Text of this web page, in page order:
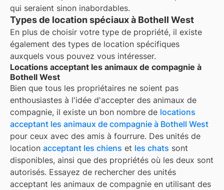
qui seraient sinon inabordables.
Types de location spéciaux à Bothell West
En plus de choisir votre type de propriété, il existe
également des types de location spécifiques
auxquels vous pouvez vous intéresser.
Locations acceptant les animaux de compagnie à
Bothell West
Bien que tous les propriétaires ne soient pas
enthousiastes à l'idée d'accepter des animaux de
compagnie, il existe un bon nombre de locations
acceptant les animaux de compagnie à Bothell West
pour ceux avec des amis à fourrure. Des unités de
location acceptant les chiens et les chats sont
disponibles, ainsi que des propriétés où les deux sont
autorisés. Essayez de rechercher des unités
acceptant les animaux de compagnie en utilisant des